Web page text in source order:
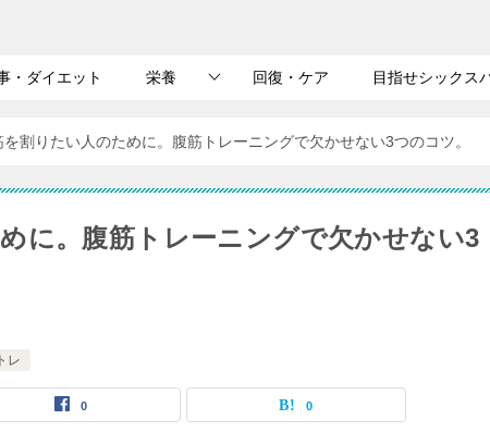
・ダイエット 栄養 回復・ケア 目指せシックス
割りたい人のために。腹筋トレーニングで欠かせない3つのコツ。
に。腹筋トレーニングで欠かせない3
レ
0 0